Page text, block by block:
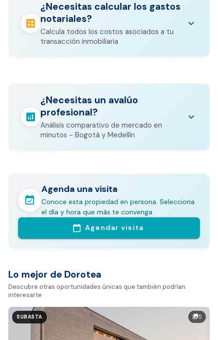
calculate
¿Necesitas calcular los gastos
notariales?
Calcula todos los costos asociados a tu
transacción inmobiliaria
keyboard_arrow_down
Los gastos notariales incluyen
otros costos legales que varían según el
valor del inmueble.
CALCULADORA DE GASTOS NOTARIALES
analytics
¿Necesitas un avalúo
profesional?
Análisis comparativo de mercado en
minutos - Bogotá y Medellín
keyboard_arrow_down
En pocos minutos avalúa con este Análisis
Comparativo de Mercado (inicialmente
Bogotá y Medellín)
Análisis basado en datos reales:
Tiempo promedio de venta en la zona
Rango de precios de arriendo en el sector
Valor exclusivo para clientes de Dorotea:
20.000 COP
event_available
Agenda una visita
Conoce esta propiedad en persona. Selecciona
el día y hora que más te convenga.
calendar_today Agendar visita
Lo mejor de Dorotea
Descubre otras oportunidades únicas que también podrían
interesarte
photo_library5
SUBASTA